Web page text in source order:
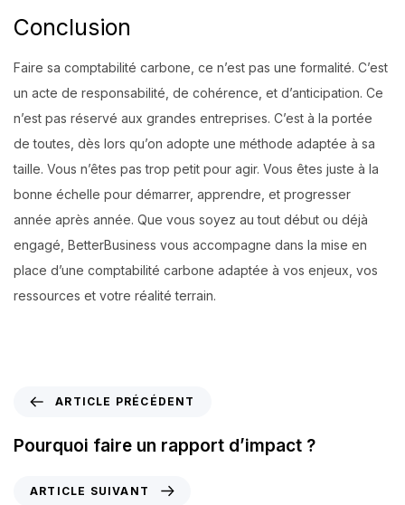
Conclusion
Faire sa comptabilité carbone, ce n’est pas une formalité. C’est
un acte de responsabilité, de cohérence, et d’anticipation. Ce
n’est pas réservé aux grandes entreprises. C’est à la portée
de toutes, dès lors qu’on adopte une méthode adaptée à sa
taille. Vous n’êtes pas trop petit pour agir. Vous êtes juste à la
bonne échelle pour démarrer, apprendre, et progresser
année après année. Que vous soyez au tout début ou déjà
engagé, BetterBusiness vous accompagne dans la mise en
place d’une comptabilité carbone adaptée à vos enjeux, vos
ressources et votre réalité terrain.
ARTICLE PRÉCÉDENT
Pourquoi faire un rapport d’impact ?
ARTICLE SUIVANT